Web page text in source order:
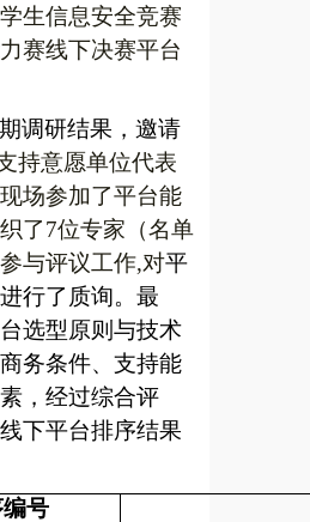
生信息安全竞赛
赛线下决赛平台
调研结果，邀请
持意愿单位代表
场参加了平台能
了7位专家（名单
与评议工作,对平
行了质询。最
选型原则与技术
务条件、支持能
，经过综合评
下平台排序结果
号